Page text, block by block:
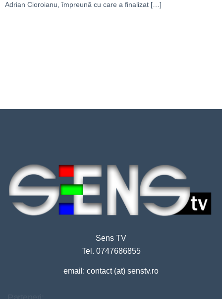
Adrian Cioroianu, împreună cu care a finalizat […]
Sens TV
Tel. 0747686855
email: contact (at) senstv.ro